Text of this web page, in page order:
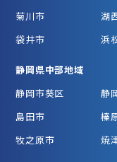
菊川市
湖
袋井市
浜
静岡県中部地域
静岡市葵区
静
島田市
榛
牧之原市
焼